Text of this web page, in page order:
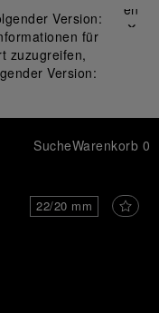
Version:
für
zuzugreifen,
Version:
Schließen
✕
SucheWarenkorb 0
22/20 mm